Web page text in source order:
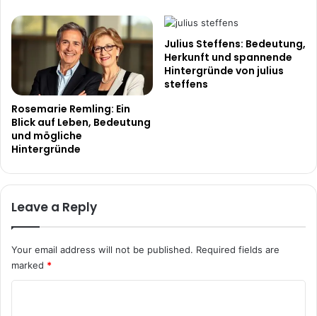
Rosemarie Remling: Ein
Blick auf Leben, Bedeutung
und mögliche
Hintergründe
Julius Steffens: Bedeutung,
Herkunft und spannende
Hintergründe von julius
steffens
Leave a Reply
Your email address will not be published. Required fields are
marked *